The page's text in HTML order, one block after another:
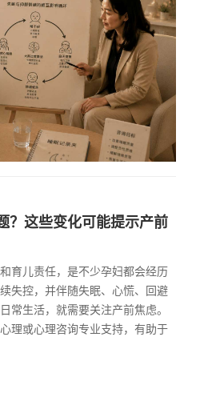
？这些变化可能提示产前
育儿责任，是不少孕妇都会经历
失控，并伴随失眠、心慌、回避
常生活，就需要关注产前焦虑。
理或心理咨询专业支持，有助于